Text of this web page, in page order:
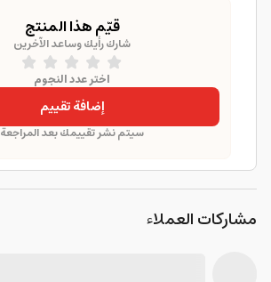
قيّم هذا المنتج
شارك رأيك وساعد الآخرين
اختر عدد النجوم
إضافة تقييم
سيتم نشر تقييمك بعد المراجعة
مشاركات العملاء